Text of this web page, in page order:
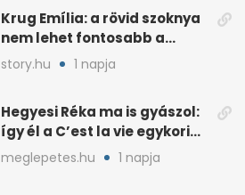
Krug Emília: a rövid szoknya
nem lehet fontosabb a
kérdéseimnél
story.hu 1 napja
Hegyesi Réka ma is gyászol:
így él a C’est la vie egykori
énekesnője
meglepetes.hu 1 napja